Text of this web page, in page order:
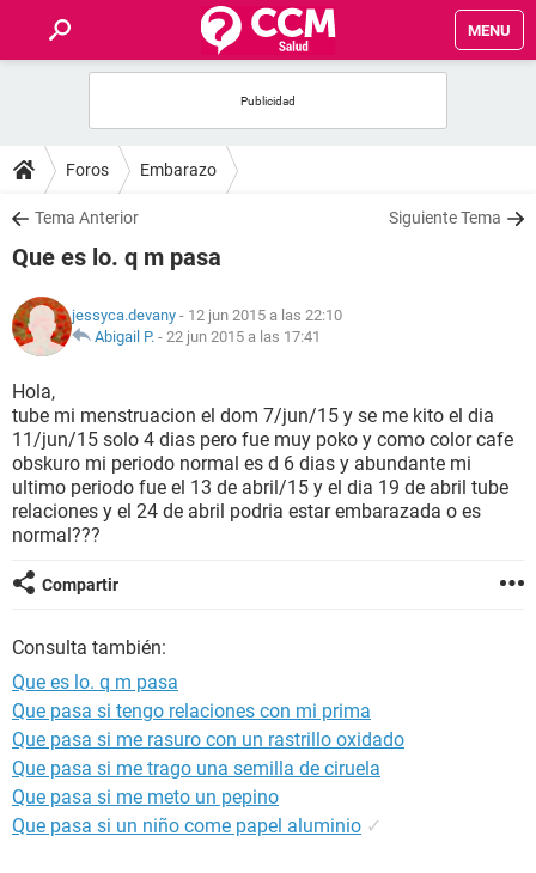
MENU
FOROS
SALUD
FAMILIA
NUTRICIÓN
BIENESTAR
SEXUALIDAD
GLOSARIO
Foros Embarazo
Tema Anterior Siguiente Tema
Que es lo. q m pasa
jessyca.devany - 12 jun 2015 a las 22:10
Abigail P. - 22 jun 2015 a las 17:41
Hola,
tube mi menstruacion el dom 7/jun/15 y se me kito el dia
11/jun/15 solo 4 dias pero fue muy poko y como color cafe
obskuro mi periodo normal es d 6 dias y abundante mi
ultimo periodo fue el 13 de abril/15 y el dia 19 de abril tube
relaciones y el 24 de abril podria estar embarazada o es
normal???
Compartir
Consulta también:
Que es lo. q m pasa
Que pasa si tengo relaciones con mi prima
Que pasa si me rasuro con un rastrillo oxidado
Que pasa si me trago una semilla de ciruela
Que pasa si me meto un pepino
Que pasa si un niño come papel aluminio ✓